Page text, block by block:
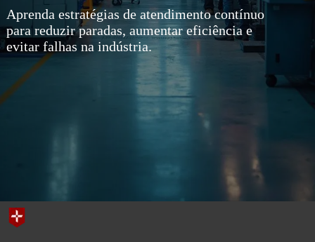
Aprenda estratégias de atendimento contínuo
para reduzir paradas, aumentar eficiência e
evitar falhas na indústria.